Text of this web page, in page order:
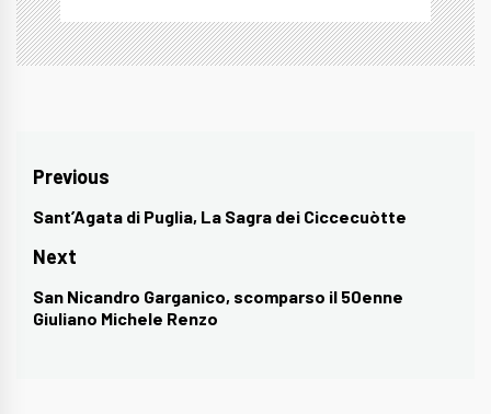
Navigazione
articoli
Previous
Previous
post:
Sant’Agata di Puglia, La Sagra dei Ciccecuòtte
Next
Next
post:
San Nicandro Garganico, scomparso il 50enne
Giuliano Michele Renzo